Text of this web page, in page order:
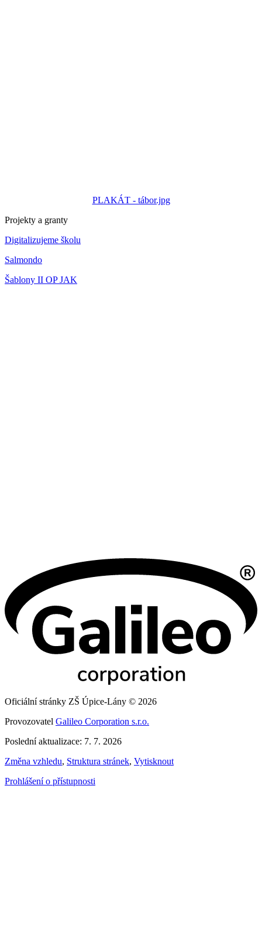
PLAKÁT - tábor.jpg
Projekty a granty
Digitalizujeme školu
Salmondo
Šablony II OP JAK
Oficiální stránky ZŠ Úpice-Lány © 2026
Provozovatel Galileo Corporation s.r.o.
Poslední aktualizace: 7. 7. 2026
Změna vzhledu, Struktura stránek, Vytisknout
Prohlášení o přístupnosti